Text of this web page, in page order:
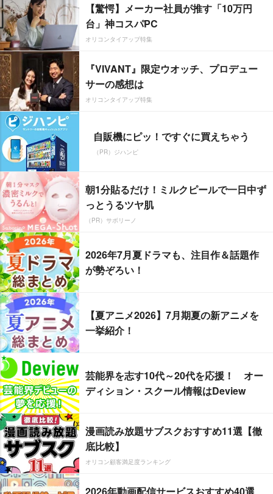
【驚愕】メーカー社員が推す「10万円
台」神コスパPC
オリコンタイアップ特集
『VIVANT』限定ウオッチ、プロデュー
サーの感想は
オリコンタイアップ特集
自販機にピッ！ですぐに買えちゃう
（PR）ジハンピ
朝1分貼るだけ！ミルクピールで一日中ず
っとうるツヤ肌
（PR）サボリーノ
2026年7月夏ドラマも、注目作＆話題作
が勢ぞろい！
【夏アニメ2026】7月期夏の新アニメを
一挙紹介！
芸能界を志す10代～20代を応援！ オー
ディション・スクール情報はDeview
漫画読み放題サブスクおすすめ11選【徹
底比較】
オリコン顧客満足度ランキング